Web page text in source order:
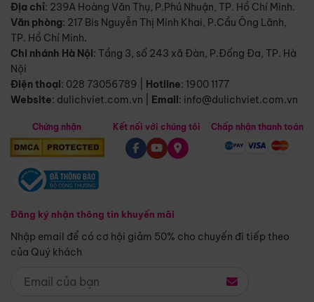
Địa chỉ: 239A Hoàng Văn Thụ, P.Phú Nhuận, TP. Hồ Chí Minh.
Văn phòng: 217 Bis Nguyễn Thị Minh Khai, P.Cầu Ông Lãnh,
TP. Hồ Chí Minh.
Chi nhánh Hà Nội: Tầng 3, số 243 xã Đàn, P.Đống Đa, TP. Hà
Nội
Điện thoại: 028 73056789 Hotline: 1900 1177
Website: dulichviet.com.vn Email: info@dulichviet.com.vn
Chứng nhận
Đăng ký nhận thông tin khuyến mãi
Nhập email để có cơ hội giảm 50% cho chuyến đi tiếp theo
của Quý khách
Kết nối với chúng tôi Chấp nhận thanh toán